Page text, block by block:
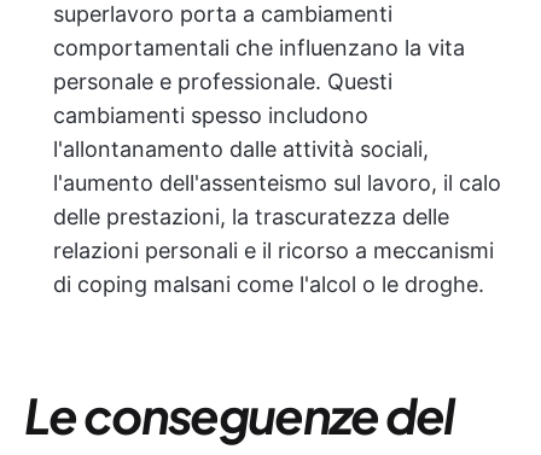
superlavoro porta a cambiamenti
comportamentali che influenzano la vita
personale e professionale. Questi
cambiamenti spesso includono
l'allontanamento dalle attività sociali,
l'aumento dell'assenteismo sul lavoro, il calo
delle prestazioni, la trascuratezza delle
relazioni personali e il ricorso a meccanismi
di coping malsani come l'alcol o le droghe.
Le conseguenze del